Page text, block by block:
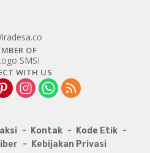
OF
WITH US
Kontak
Kode Etik
Kebijakan Privasi